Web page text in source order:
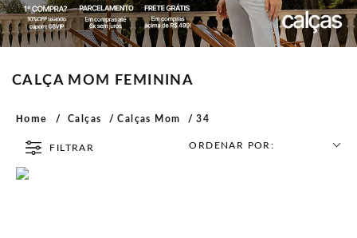
CALÇA MOM FEMININA
Home Calças Calças Mom 34
FILTRAR ORDENAR POR: